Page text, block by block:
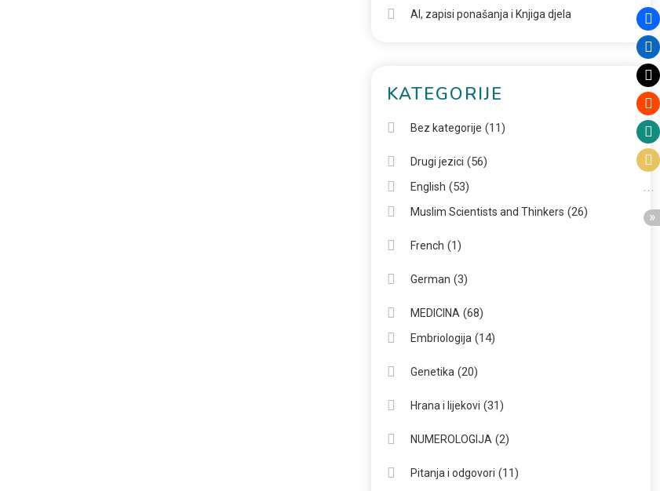
AI, zapisi ponašanja i Knjiga djela
KATEGORIJE
Bez kategorije (11)
Drugi jezici (56)
English (53)
Muslim Scientists and Thinkers (26)
French (1)
German (3)
MEDICINA(68)
Embriologija(14)
Genetika(20)
Hrana i lijekovi (31)
NUMEROLOGIJA(2)
Pitanja i odgovori (11)